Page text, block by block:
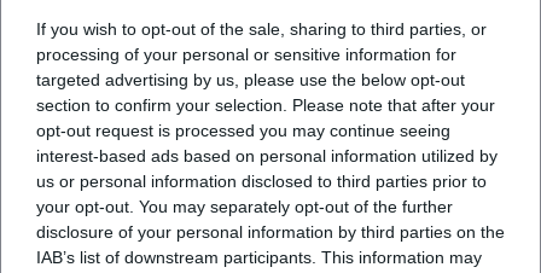
If you wish to opt-out of the sale, sharing to third parties, or
processing of your personal or sensitive information for
targeted advertising by us, please use the below opt-out
section to confirm your selection. Please note that after your
opt-out request is processed you may continue seeing
interest-based ads based on personal information utilized by
us or personal information disclosed to third parties prior to
your opt-out. You may separately opt-out of the further
disclosure of your personal information by third parties on the
IAB’s list of downstream participants. This information may
Map unavailable
Open in Google Maps